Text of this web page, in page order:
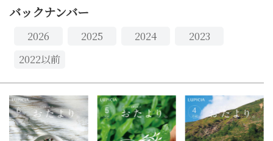
バックナンバー
2026 2025 2024
2023
2022以前